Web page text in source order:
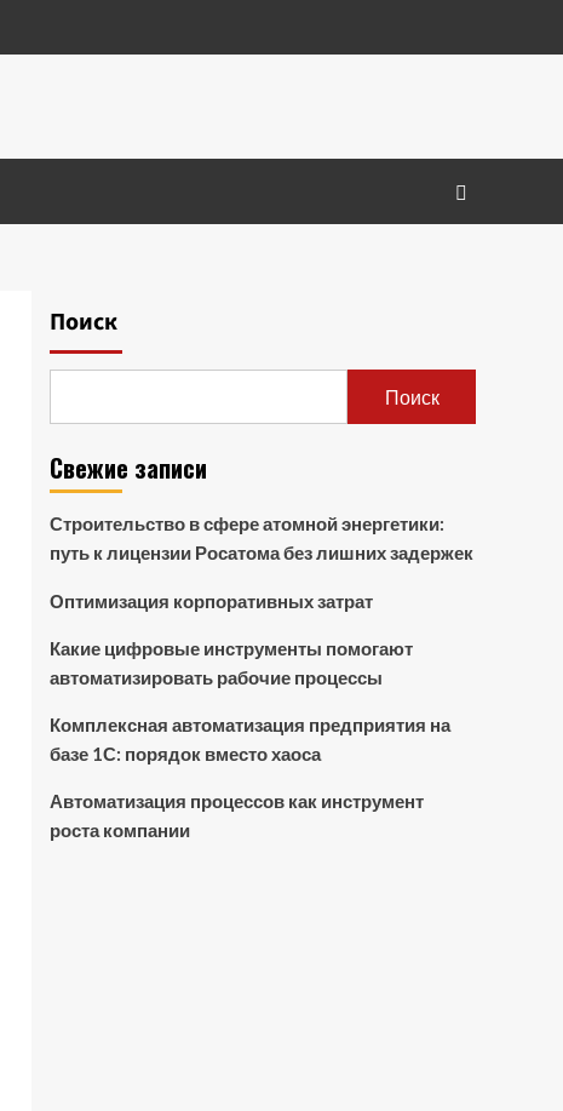
Поиск
Поиск
Свежие записи
Строительство в сфере атомной энергетики:
путь к лицензии Росатома без лишних задержек
Оптимизация корпоративных затрат
Какие цифровые инструменты помогают
автоматизировать рабочие процессы
Комплексная автоматизация предприятия на
базе 1С: порядок вместо хаоса
Автоматизация процессов как инструмент
роста компании